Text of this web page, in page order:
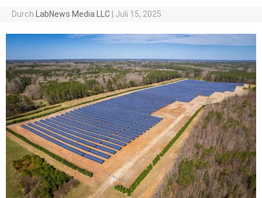
Durch LabNews Media LLC Juli 15, 2025